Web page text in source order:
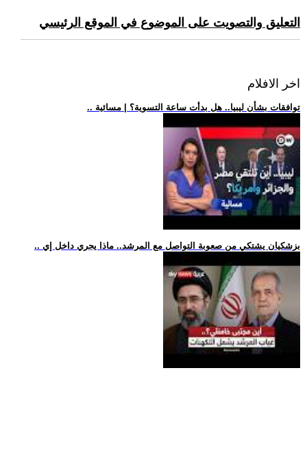
التعليق والتصويت على الموضوع في الموقع الرئيسي
اخر الافلام
.. توافقات بشأن ليبيا.. هل بدأت ساعة التسوية؟ | مسائية
.. بزشكيان يشتكي من صعوبة التواصل مع المرشد.. ماذا يجري داخل إي